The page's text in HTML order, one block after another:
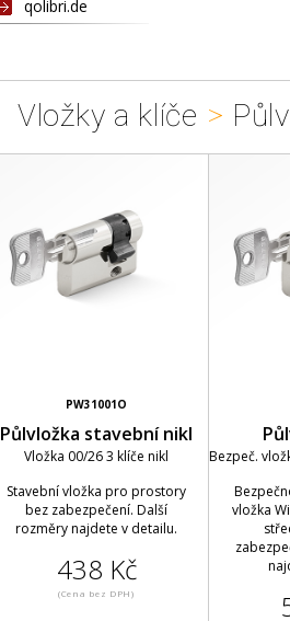
qolibri.de
Vložky a klíče >
PW31001O
Půlvložka stavební nikl
Vložka 00/26 3 klíče nikl
Stavební vložka pro prostory
bez zabezpečení. Další
rozměry najdete v detailu.
438 Kč
(Cena bez DPH)
Bezpeč.
vložka